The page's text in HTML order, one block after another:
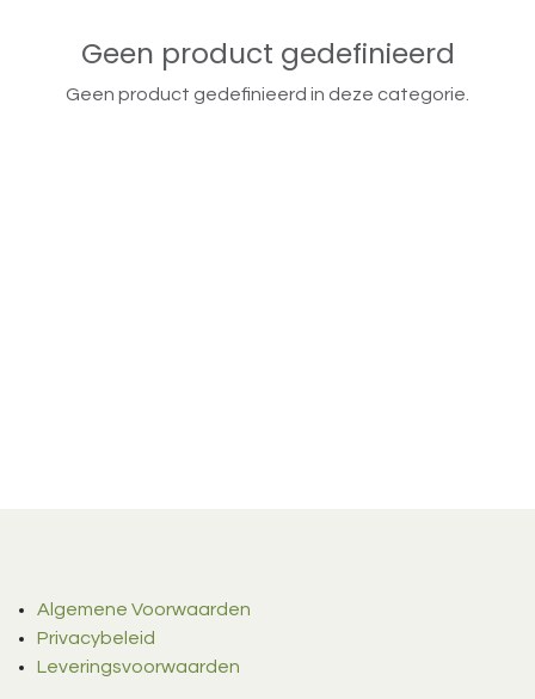
Geen product gedefinieerd
Geen product gedefinieerd in deze categorie.
Algemene Voorwaarden
Privacybeleid
Leveringsvoorwaarden